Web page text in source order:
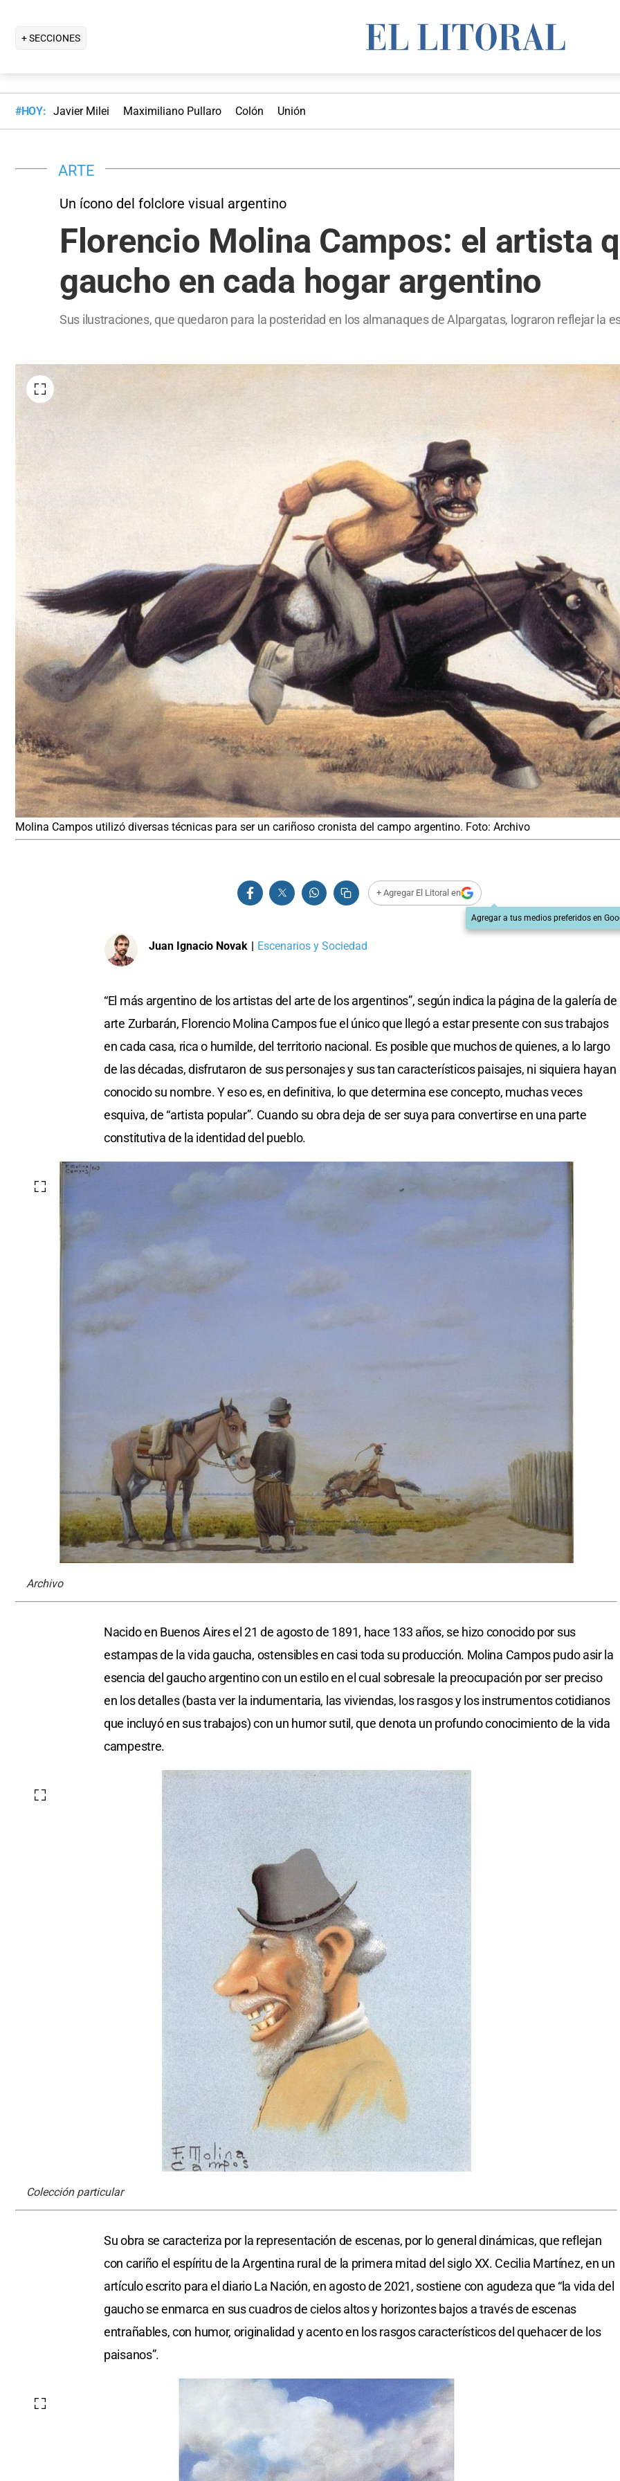
+ SECCIONES
#HOY: Javier Milei Maximiliano Pullaro Colón Unión
ARTE
Un ícono del folclore visual argentino
Florencio Molina Campos: el artista
gaucho en cada hogar argentino
Sus ilustraciones, que quedaron para la posteridad en los almanaques de Alpargatas, lograron reflejar la
Molina Campos utilizó diversas técnicas para ser un cariñoso cronista del campo argentino. Foto: Archivo
+ Agregar El Litoral en
Agregar a tus medios preferidos en
Juan Ignacio Novak | Escenarios y Sociedad
“El más argentino de los artistas del arte de los argentinos”, según indica la página de la galería de
arte Zurbarán, Florencio Molina Campos fue el único que llegó a estar presente con sus trabajos
en cada casa, rica o humilde, del territorio nacional. Es posible que muchos de quienes, a lo largo
de las décadas, disfrutaron de sus personajes y sus tan característicos paisajes, ni siquiera hayan
conocido su nombre. Y eso es, en definitiva, lo que determina ese concepto, muchas veces
esquiva, de “artista popular”. Cuando su obra deja de ser suya para convertirse en una parte
constitutiva de la identidad del pueblo.
Archivo
Nacido en Buenos Aires el 21 de agosto de 1891, hace 133 años, se hizo conocido por sus
estampas de la vida gaucha, ostensibles en casi toda su producción. Molina Campos pudo asir la
esencia del gaucho argentino con un estilo en el cual sobresale la preocupación por ser preciso
en los detalles (basta ver la indumentaria, las viviendas, los rasgos y los instrumentos cotidianos
que incluyó en sus trabajos) con un humor sutil, que denota un profundo conocimiento de la vida
campestre.
Colección particular
Su obra se caracteriza por la representación de escenas, por lo general dinámicas, que reflejan
con cariño el espíritu de la Argentina rural de la primera mitad del siglo XX. Cecilia Martínez, en un
artículo escrito para el diario La Nación, en agosto de 2021, sostiene con agudeza que “la vida del
gaucho se enmarca en sus cuadros de cielos altos y horizontes bajos a través de escenas
entrañables, con humor, originalidad y acento en los rasgos característicos del quehacer de los
paisanos”.